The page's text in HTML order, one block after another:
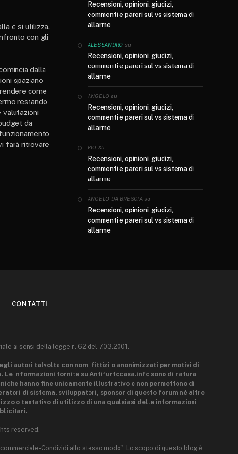
e si utilizza.
con gli
dalla
spaziano
come
restando
valutazioni
da
farà ritrovare
Recensioni, opinioni, giudizi,
commenti e pareri sul vs sistema di
allarme
ALESSANDRO su
Recensioni, opinioni, giudizi,
commenti e pareri sul vs sistema di
allarme
ANGELO su
Recensioni, opinioni, giudizi,
commenti e pareri sul vs sistema di
allarme
PIO su
Recensioni, opinioni, giudizi,
commenti e pareri sul vs sistema di
allarme
ANGELO DA BRESCIA su
Recensioni, opinioni, giudizi,
commenti e pareri sul vs sistema di
allarme
CONTATTI
ai sensi della legge n. 62 del 7.03.2001.
autori talvolta con nomi fittizi o anonimizzati per motivi di
Le informazioni fornite su Antifurtocasa.info sono di natura
hanno fine unicamente illustrativo e non permettono di
di sistema, sviluppatori, sponsor di questo forum né altre
o tentativo di utilizzo di una qualsiasi delle informazioni
reserved.
Condividi allo stesso modo". Lo scopo di questo blog è